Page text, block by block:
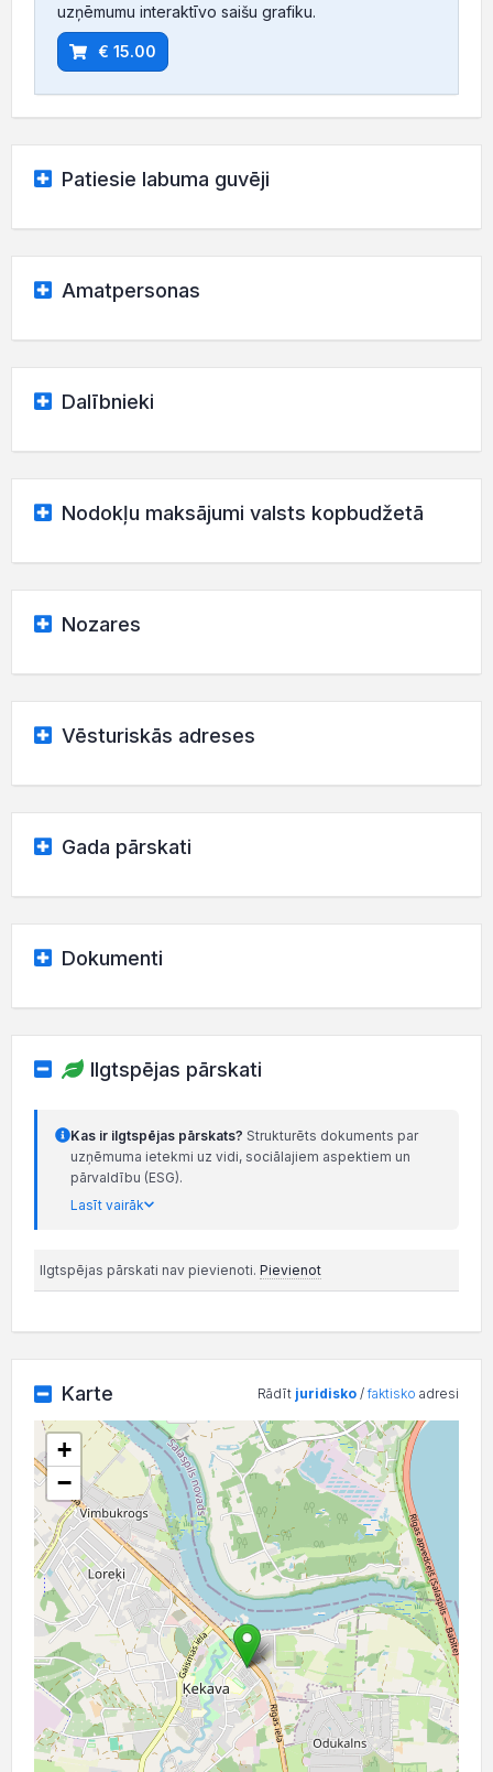
uzņēmumu interaktīvo saišu grafiku.
€ 15.00
Patiesie labuma guvēji
Amatpersonas
Dalībnieki
Nodokļu maksājumi valsts kopbudžetā
Nozares
Vēsturiskās adreses
Gada pārskati
Dokumenti
Ilgtspējas pārskati
Kas ir ilgtspējas pārskats? Strukturēts dokuments par
uzņēmuma ietekmi uz vidi, sociālajiem aspektiem un
pārvaldību (ESG).
Lasīt vairāk
Ilgtspējas pārskati nav pievienoti. Pievienot
Karte Rādīt juridisko /faktisko adresi
+
−